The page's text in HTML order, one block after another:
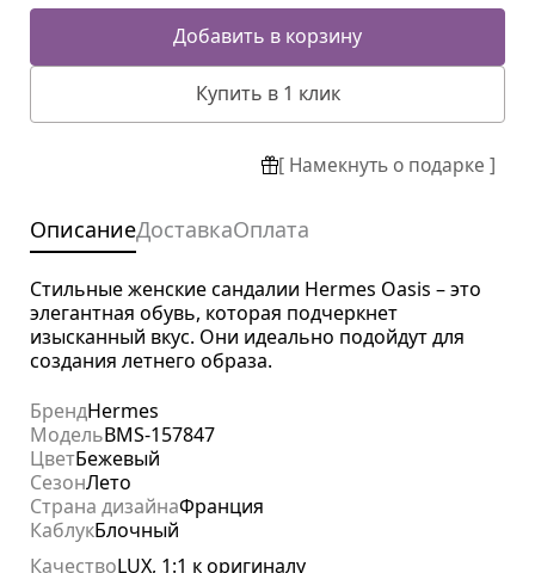
Добавить в корзину
Купить в 1 клик
[ Намекнуть о подарке ]
ОписаниеДоставкаОплата
Стильные женские сандалии Hermes Oasis – это
элегантная обувь, которая подчеркнет
изысканный вкус. Они идеально подойдут для
создания летнего образа.
БрендHermes
МодельBMS-157847
ЦветБежевый
СезонЛето
Страна дизайнаФранция
КаблукБлочный
КачествоLUX, 1:1 к оригиналу